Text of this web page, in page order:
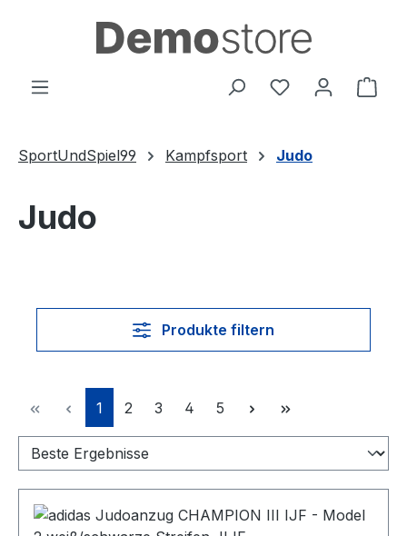
Zum Hauptinhalt springen
Du hast 0
SportUndSpiel99 Kampfsport Judo
Judo
Produkte filtern
Seite
1 Seite
2 Seite
3 Seite
4 Seite
5